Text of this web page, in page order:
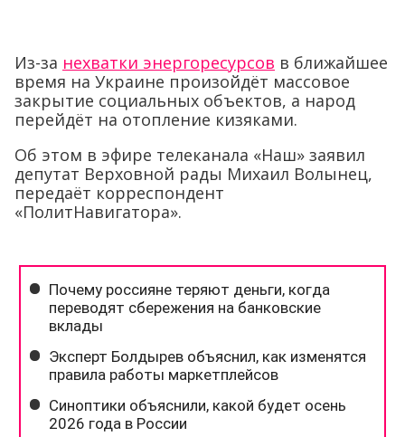
Из-за нехватки энергоресурсов в ближайшее
время на Украине произойдёт массовое
закрытие социальных объектов, а народ
перейдёт на отопление кизяками.
Об этом в эфире телеканала «Наш» заявил
депутат Верховной рады Михаил Волынец,
передаёт корреспондент
«ПолитНавигатора».